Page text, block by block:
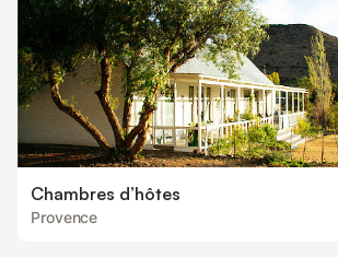
Chambres d’hôtes
Provence